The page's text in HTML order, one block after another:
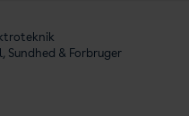
Sundhed & Forbruger